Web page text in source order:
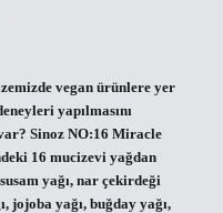
vegan ürünlere yer
yapılmasını
Sinoz NO:16 Miracle
16 mucizevi yağdan
yağı, nar çekirdeği
jojoba yağı, buğday yağı,